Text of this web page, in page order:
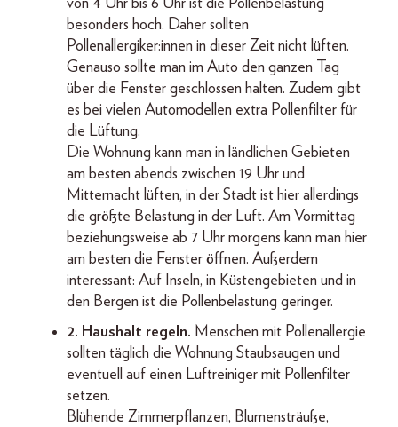
von 4 Uhr bis 6 Uhr ist die Pollenbelastung
besonders hoch. Daher sollten
Pollenallergiker:innen in dieser Zeit nicht lüften.
Genauso sollte man im Auto den ganzen Tag
über die Fenster geschlossen halten. Zudem gibt
es bei vielen Automodellen extra Pollenfilter für
die Lüftung.
Die Wohnung kann man in ländlichen Gebieten
am besten abends zwischen 19 Uhr und
Mitternacht lüften, in der Stadt ist hier allerdings
die größte Belastung in der Luft. Am Vormittag
beziehungsweise ab 7 Uhr morgens kann man hier
am besten die Fenster öffnen. Außerdem
interessant: Auf Inseln, in Küstengebieten und in
den Bergen ist die Pollenbelastung geringer.
2. Haushalt regeln. Menschen mit Pollenallergie
sollten täglich die Wohnung Staubsaugen und
eventuell auf einen Luftreiniger mit Pollenfilter
setzen.
Blühende Zimmerpflanzen, Blumensträuße,